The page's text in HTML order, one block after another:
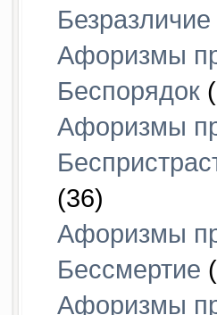
Безразличие
Афоризмы
Беспорядок
Афоризмы
(36)
Афоризмы
Бессмертие
Афоризмы